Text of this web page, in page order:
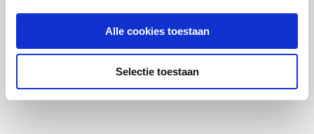
Alle cookies toestaan
Selectie toestaan